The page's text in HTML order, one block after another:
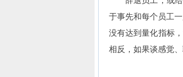
于事先和每个员工
没有达到量化指标
相反，如果谈感觉